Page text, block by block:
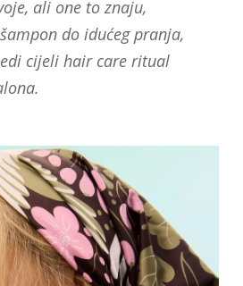
ali one to znaju,
do idućeg pranja,
cijeli hair care ritual